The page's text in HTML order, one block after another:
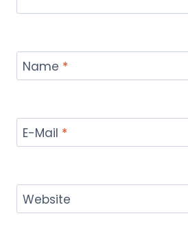
Name *
E-Mail *
Website